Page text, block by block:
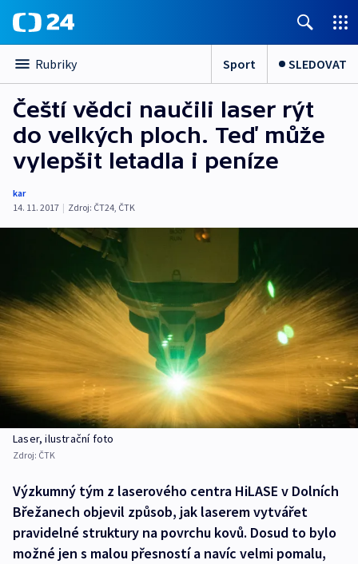
Rubriky Sport SLEDOVAT
Čeští vědci naučili laser rýt
do velkých ploch. Teď může
vylepšit letadla i peníze
kar
14. 11. 2017 | Zdroj: ČT24, ČTK
Laser, ilustrační foto
Zdroj: ČTK
Výzkumný tým z laserového centra HiLASE v Dolních
Břežanech objevil způsob, jak laserem vytvářet
pravidelné struktury na povrchu kovů. Dosud to bylo
možné jen s malou přesností a navíc velmi pomalu,